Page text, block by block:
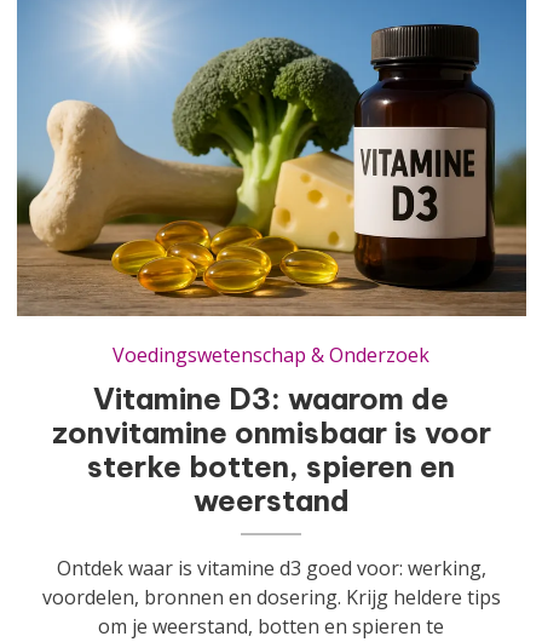
Vitamine D3: waarom de zonvitamine onmisbaar is voor sterke botten, spieren en weerstand
Voedingswetenschap & Onderzoek
Vitamine D3: waarom de
zonvitamine onmisbaar is voor
sterke botten, spieren en
weerstand
Ontdek waar is vitamine d3 goed voor: werking,
voordelen, bronnen en dosering. Krijg heldere tips
om je weerstand, botten en spieren te